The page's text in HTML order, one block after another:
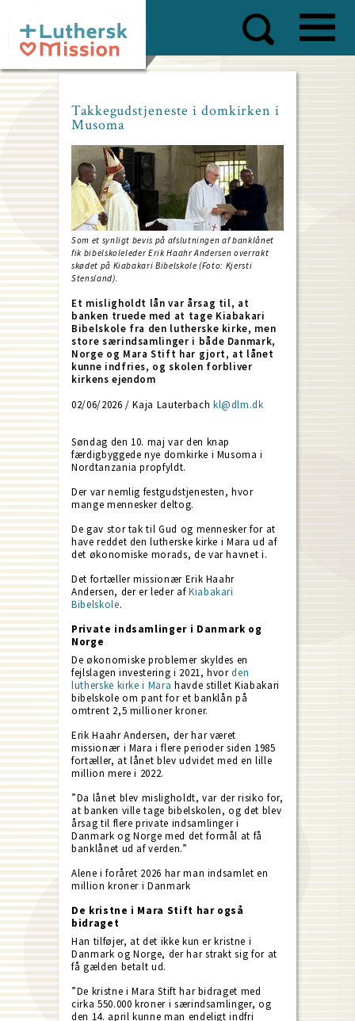
main
content
Takkegudstjeneste i domkirken i
Musoma
Som et synligt bevis på afslutningen af banklånet
fik bibelskoleleder Erik Haahr Andersen overrakt
skødet på Kiabakari Bibelskole (Foto: Kjersti
Stensland).
Et misligholdt lån var årsag til, at
banken truede med at tage Kiabakari
Bibelskole fra den lutherske kirke, men
store særindsamlinger i både Danmark,
Norge og Mara Stift har gjort, at lånet
kunne indfries, og skolen forbliver
kirkens ejendom
02/06/2026 / Kaja Lauterbach kl@dlm.dk
Søndag den 10. maj var den knap
færdigbyggede nye domkirke i Musoma i
Nordtanzania propfyldt.
Der var nemlig festgudstjenesten, hvor
mange mennesker deltog.
De gav stor tak til Gud og mennesker for at
have reddet den lutherske kirke i Mara ud af
det økonomiske morads, de var havnet i.
Det fortæller missionær Erik Haahr
Andersen, der er leder afKiabakari
Bibelskole.
Private indsamlinger i Danmark og
Norge
De økonomiske problemer skyldes en
fejlslagen investering i 2021, hvorden
lutherske kirke i Mara havde stillet Kiabakari
bibelskole om pant for et banklån på
omtrent 2,5 millioner kroner.
Erik Haahr Andersen, der har været
missionær i Mara i flere perioder siden 1985
fortæller, at lånet blev udvidet med en lille
million mere i 2022.
”Da lånet blev misligholdt, var der risiko for,
at banken ville tage bibelskolen, og det blev
årsag til flere private indsamlinger i
Danmark og Norge med det formål at få
banklånet ud af verden.”
Alene i foråret 2026 har man indsamlet en
million kroner i Danmark
De kristne i Mara Stift har også
bidraget
Han tilføjer, at det ikke kun er kristne i
Danmark og Norge, der har strakt sig for at
få gælden betalt ud.
”De kristne i Mara Stift har bidraget med
cirka 550.000 kroner i særindsamlinger, og
den 14. april kunne man endeligt indfri